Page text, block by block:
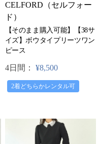
CELFORD（セルフォー
ド）
【そのまま購入可能】【38サ
イズ】ボウタイプリーツワン
ピース
4日間： ¥8,500
2着どちらかレンタル可